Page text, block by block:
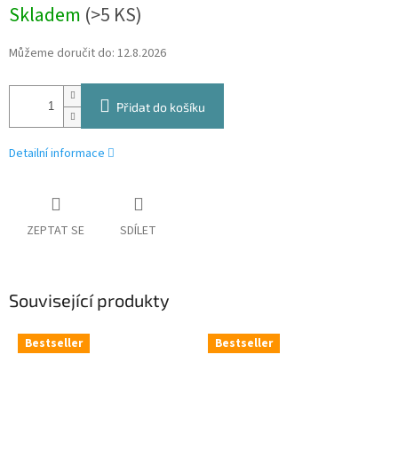
cena:
Skladem (>5 KS)
Můžeme doručit do: 12.8.2026
Přidat do košíku
Detailní informace
ZEPTAT SE SDÍLET
Související produkty
Bestseller Bestseller